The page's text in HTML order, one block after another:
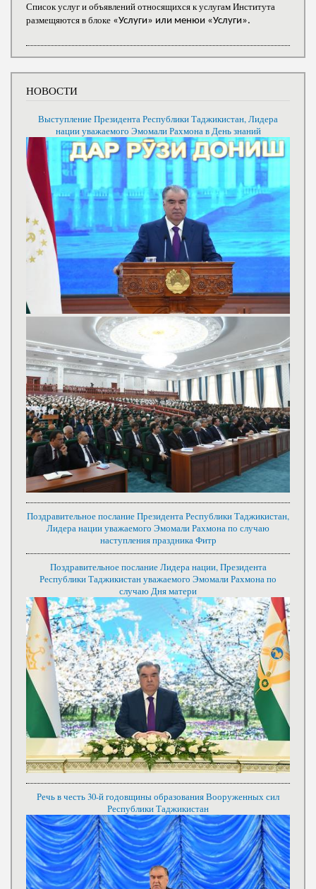
Список услуг и объявлений относящихся к услугам Института
размещяются в блоке «Услуги» или менюи «Услуги».
НОВОСТИ
Выступление Президента Республики Таджикистан, Лидера
нации уважаемого Эмомали Рахмона в День знаний
Поздравительное послание Президента Республики Таджикистан,
Лидера нации уважаемого Эмомали Рахмона по случаю
наступления праздника Фитр
Поздравительное послание Лидера нации, Президента
Республики Таджикистан уважаемого Эмомали Рахмона по
случаю Дня матери
Речь в честь 30-й годовщины образования Вооруженных сил
Республики Таджикистан